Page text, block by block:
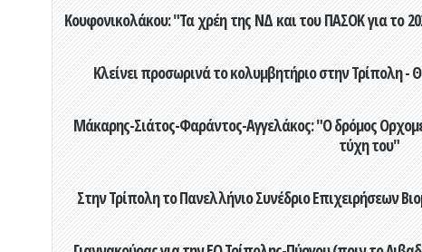
Κουφονικολάκου: "Τα χρέη της ΝΔ και του ΠΑΣΟΚ για το
Κλείνει προσωρινά το κολυμβητήριο στην Τρίπολη -
Μάκαρης-Σιάτος-Φαράντος-Αγγελάκος: "Ο δρόμος
τύχη του"
Στην Τρίπολη το Πανελλήνιο Συνέδριο Επιχειρήσεων